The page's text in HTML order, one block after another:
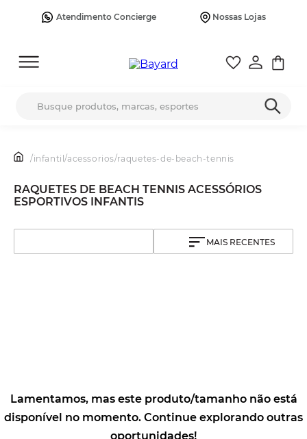
Atendimento Concierge Nossas Lojas
/infantil/acessorios/raquetes-de-beach-tennis
RAQUETES DE BEACH TENNIS ACESSÓRIOS
ESPORTIVOS INFANTIS
MAIS RECENTES